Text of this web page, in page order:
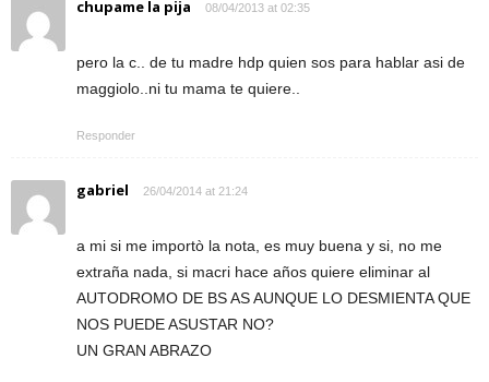
chupame la pija 08/04/2013 at 02:35
pero la c.. de tu madre hdp quien sos para hablar asi de
maggiolo..ni tu mama te quiere..
Responder
gabriel 26/04/2014 at 21:24
a mi si me importò la nota, es muy buena y si, no me
extraña nada, si macri hace años quiere eliminar al
AUTODROMO DE BS AS AUNQUE LO DESMIENTA QUE
NOS PUEDE ASUSTAR NO?
UN GRAN ABRAZO